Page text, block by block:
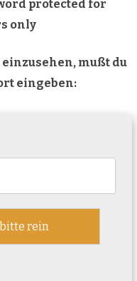
protected for
only
mußt du
eingeben: